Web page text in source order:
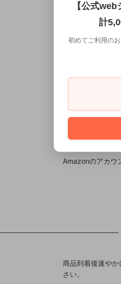
●ご注文後にシ
●代金は配達さ
●ご依頼主様と
●お支払い状況の
八十二長野銀行
Amazonのアカウ
商品到着後速や
さい。
【公式
計
初めてご利用の